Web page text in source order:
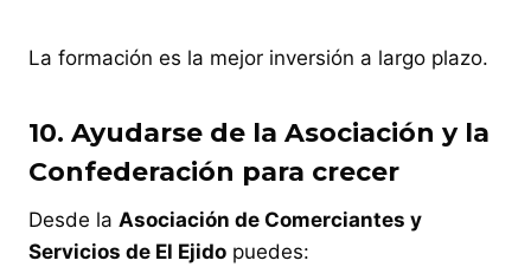
La formación es la mejor inversión a largo plazo.
10. Ayudarse de la Asociación y la
Confederación para crecer
Desde la Asociación de Comerciantes y
Servicios de El Ejido puedes: